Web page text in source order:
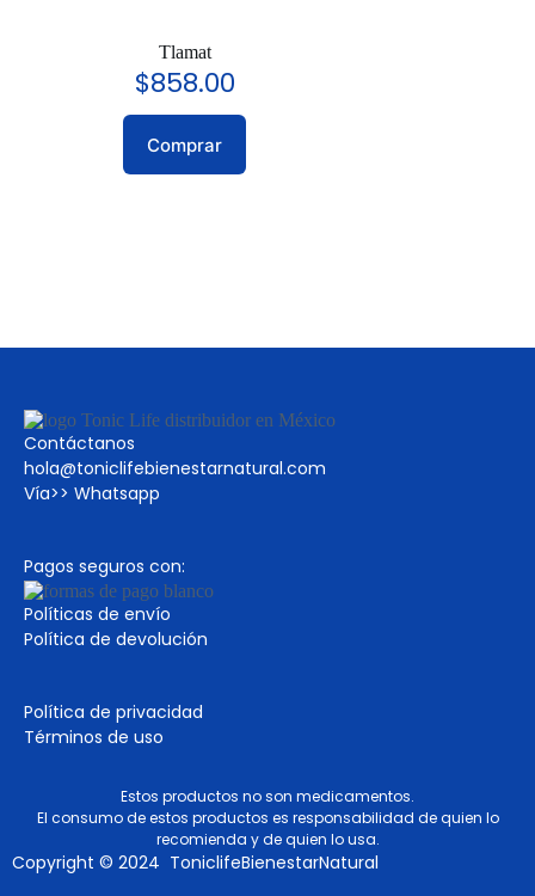
Tlamat
$858.00
Comprar
Contáctanos
hola@toniclifebienestarnatural.com
Vía>> Whatsapp
Pagos seguros con:
Políticas de envío
Política de devolución
Política de privacidad
Términos de uso
Estos productos no son medicamentos.
El consumo de estos productos es responsabilidad de quien lo
recomienda y de quien lo usa.
Copyright © 2024 ToniclifeBienestarNatural